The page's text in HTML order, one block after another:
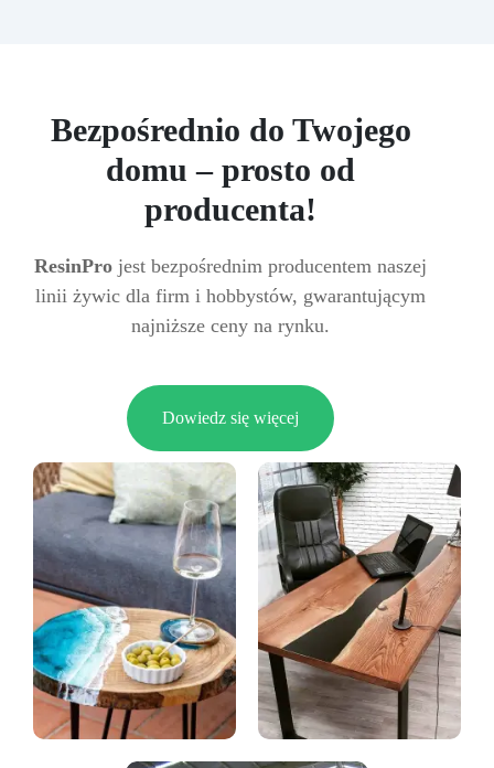
Bezpośrednio do Twojego
domu – prosto od
producenta!
ResinPro jest bezpośrednim producentem naszej
linii żywic dla firm i hobbystów, gwarantującym
najniższe ceny na rynku.
Dowiedz się więcej